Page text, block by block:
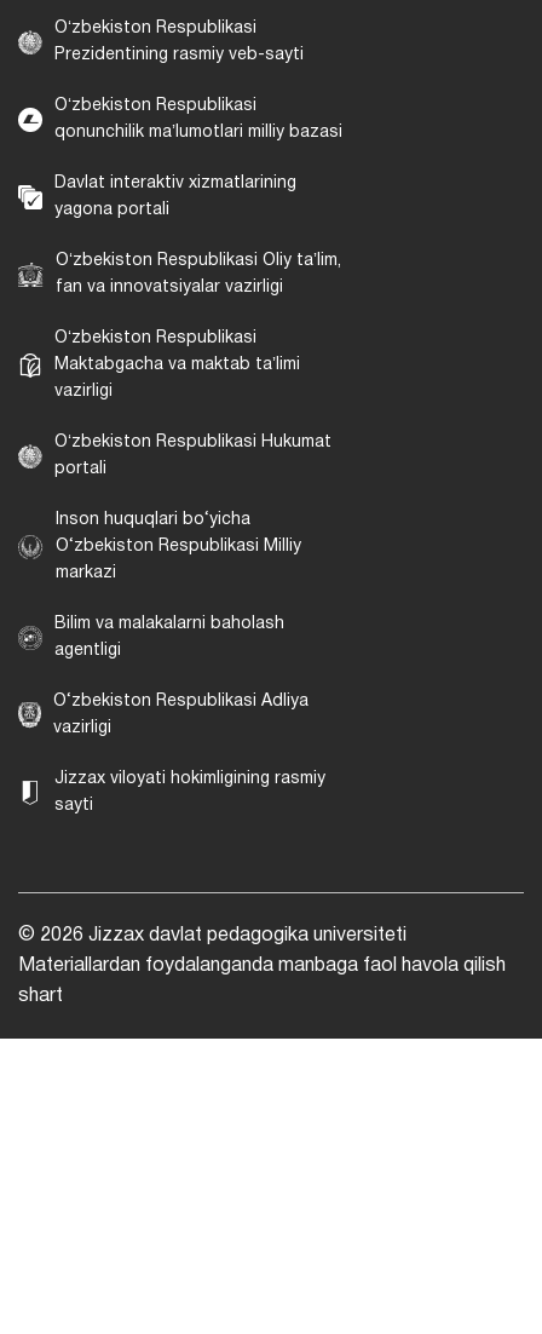
Oʻzbekiston Respublikasi
Prezidentining rasmiy veb-sayti
Oʻzbekiston Respublikasi
qonunchilik maʼlumotlari milliy bazasi
Davlat interaktiv xizmatlarining
yagona portali
Oʻzbekiston Respublikasi Oliy taʼlim,
fan va innovatsiyalar vazirligi
Oʻzbekiston Respublikasi
Maktabgacha va maktab taʼlimi
vazirligi
Oʻzbekiston Respublikasi Hukumat
portali
Inson huquqlari bo‘yicha
O‘zbekiston Respublikasi Milliy
markazi
Bilim va malakalarni baholash
agentligi
O‘zbekiston Respublikasi Adliya
vazirligi
Jizzax viloyati hokimligining rasmiy
sayti
© 2026 Jizzax davlat pedagogika universiteti
Materiallardan foydalanganda manbaga faol havola qilish
shart